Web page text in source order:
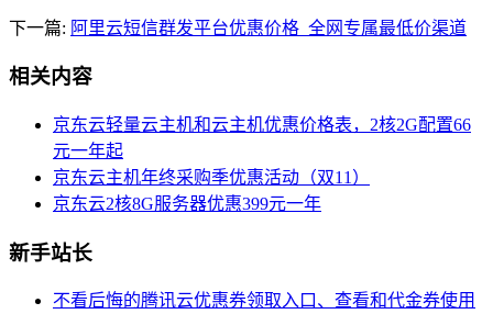
下一篇: 阿里云短信群发平台优惠价格_全网专属最低价渠道
相关内容
京东云轻量云主机和云主机优惠价格表，2核2G配置66
元一年起
京东云主机年终采购季优惠活动（双11）
京东云2核8G服务器优惠399元一年
新手站长
不看后悔的腾讯云优惠券领取入口、查看和代金券使用